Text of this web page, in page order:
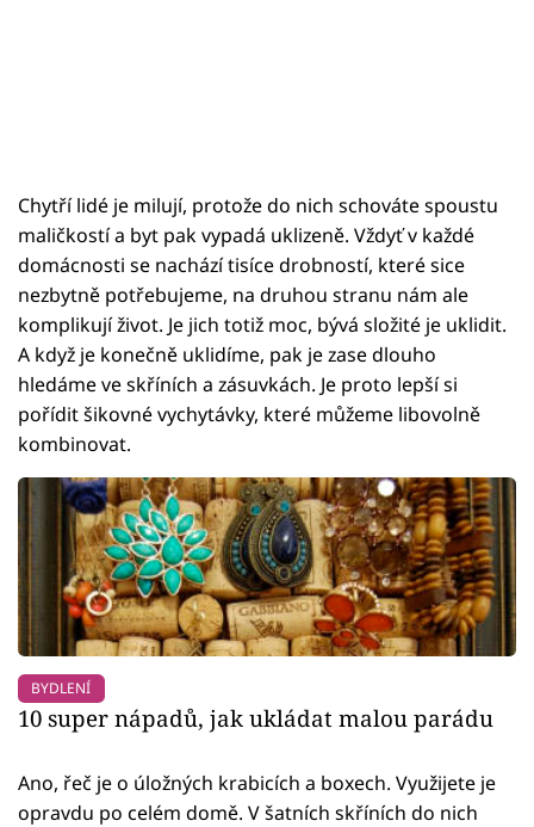
Chytří lidé je milují, protože do nich schováte spoustu
maličkostí a byt pak vypadá uklizeně. Vždyť v každé
domácnosti se nachází tisíce drobností, které sice
nezbytně potřebujeme, na druhou stranu nám ale
komplikují život. Je jich totiž moc, bývá složité je uklidit.
A když je konečně uklidíme, pak je zase dlouho
hledáme ve skříních a zásuvkách. Je proto lepší si
pořídit šikovné vychytávky, které můžeme libovolně
kombinovat.
BYDLENÍ
10 super nápadů, jak ukládat malou parádu
Ano, řeč je o úložných krabicích a boxech. Využijete je
opravdu po celém domě. V šatních skříních do nich